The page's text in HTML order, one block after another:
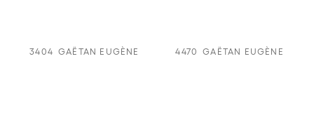
3404 GAËTAN EUGÈNE 4470 GAËTAN EUGÈNE